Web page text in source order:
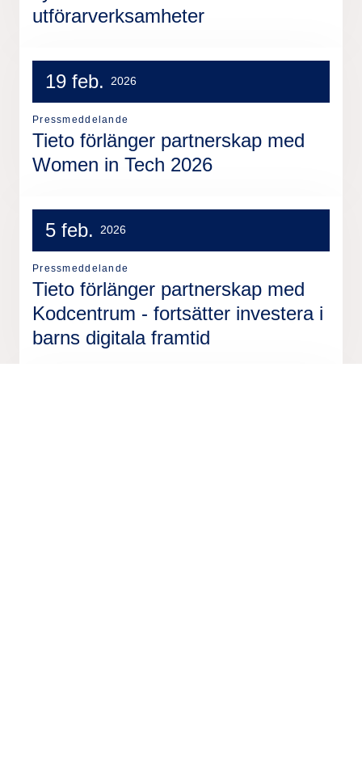
utförarverksamheter
19 feb. 2026
Pressmeddelande
Tieto förlänger partnerskap med
Women in Tech 2026
5 feb. 2026
Pressmeddelande
Tieto förlänger partnerskap med
Kodcentrum - fortsätter investera i
barns digitala framtid